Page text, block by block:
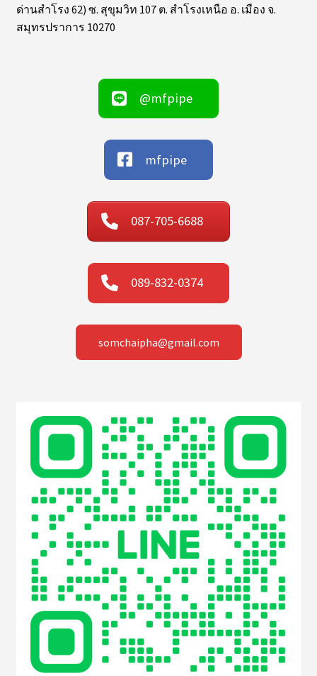
ด่านสำโรง 62) ซ. สุขุมวิท 107 ต. สำโรงเหนือ อ. เมือง จ.
สมุทรปราการ 10270
@mfpipe
mfpipe
087-705-6688
089-832-0374
somchaipha@gmail.com